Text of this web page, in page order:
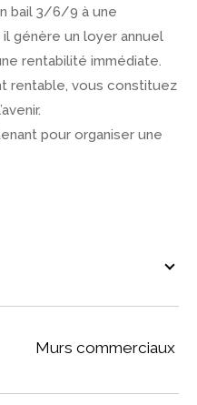
bail 3/6/9 à une
génère un loyer annuel
rentabilité immédiate.
rentable, vous constituez
pour organiser une
TRAD_ZEPHYR_Valeurs
Murs commerciaux